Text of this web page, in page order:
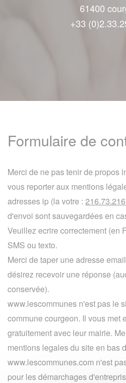
61400
+33
Formulaire de
Merci de ne pas tenir de propos
vous reporter aux mentions
adresses ip (la votre :
d'envoi sont sauvegardées en
Veuillez ecrire correctement (en
SMS ou texto.
Merci de taper une adresse
désirez recevoir une réponse
conservée).
www.lescommunes n'est pas le
commune courgeon. Il vous met
gratuitement avec leur mairie.
mentions legales du site en bas
www.lescommunes.com n'est
pour les démarchages